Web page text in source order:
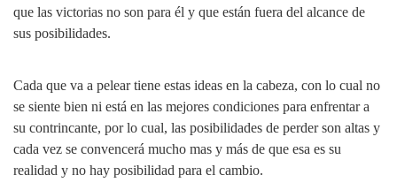
que las victorias no son para él y que están fuera del alcance de
sus posibilidades.
Cada que va a pelear tiene estas ideas en la cabeza, con lo cual no
se siente bien ni está en las mejores condiciones para enfrentar a
su contrincante, por lo cual, las posibilidades de perder son altas y
cada vez se convencerá mucho mas y más de que esa es su
realidad y no hay posibilidad para el cambio.